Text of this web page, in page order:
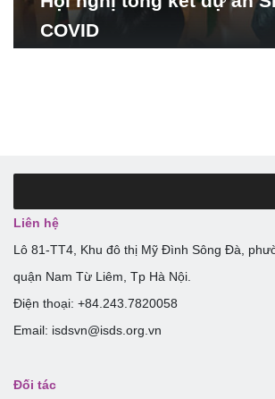
COVID
Liên hệ
Lô 81-TT4, Khu đô thị Mỹ Đình Sông Đà,
quận Nam Từ Liêm, Tp Hà Nội.
Điện thoại: +84.243.7820058
Email: isdsvn@isds.org.vn
Đối tác